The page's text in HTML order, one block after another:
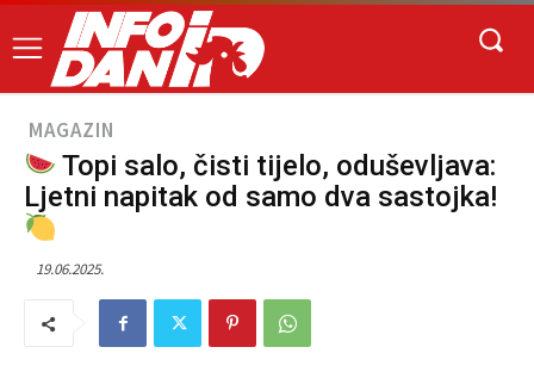
MAGAZIN
Topi salo, čisti tijelo, oduševljava:
Ljetni napitak od samo dva sastojka!
19.06.2025.